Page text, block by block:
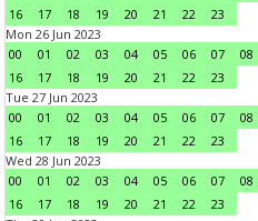
16
17 18 19 20 21 22
23
Mon 26 Jun 2023
00
01 02 03 04 05 06 07 08
16
17 18 19 20 21 22
23
Tue 27 Jun 2023
00
01 02 03 04 05 06 07 08
16
17 18 19 20 21 22
23
Wed 28 Jun 2023
00
01 02 03 04 05 06 07 08
16
17 18 19 20 21 22
23